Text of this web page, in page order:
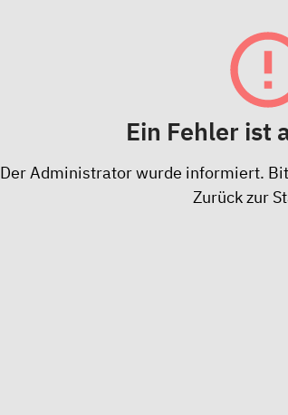
Ein Fehler ist
Der Administrator wurde informiert.
Zurück zur